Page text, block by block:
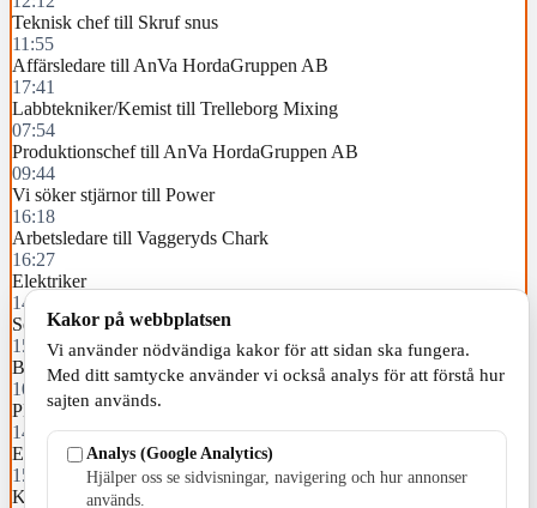
Teknisk chef till Skruf snus
11:55
Affärsledare till AnVa HordaGruppen AB
17:41
Labbtekniker/Kemist till Trelleborg Mixing
07:54
Produktionschef till AnVa HordaGruppen AB
09:44
Vi söker stjärnor till Power
16:18
Arbetsledare till Vaggeryds Chark
16:27
Elektriker
14:35
Servicetekniker till Vaggeryds Maskin
15:04
Betongarbetare med snickarbakgrund
10:35
PMC söker en CNC-Fleropsoperatör
14:58
Elmontör
15:49
Kabe söker fabrikschef till husbilsfabriken
Kakor på webbplatsen
Vi använder nödvändiga kakor för att sidan ska fungera.
Med ditt samtycke använder vi också analys för att förstå hur
sajten används.
Analys (Google Analytics)
Hjälper oss se sidvisningar, navigering och hur annonser
används.